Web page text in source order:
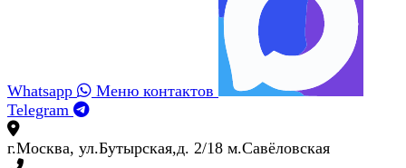
Whatsapp
Меню контактов
Telegram
г.Москва, ул.Бутырская,д. 2/18 м.Савёловская